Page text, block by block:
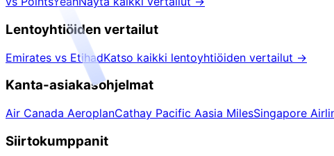
Lentoyhtiöiden vertailut
Emirates vs EtihadKatso kaikki lentoyhtiöiden vertailut →
Kanta-asiakasohjelmat
Air Canada AeroplanCathay Pacific Aasia MilesSingapore
Siirtokumppanit